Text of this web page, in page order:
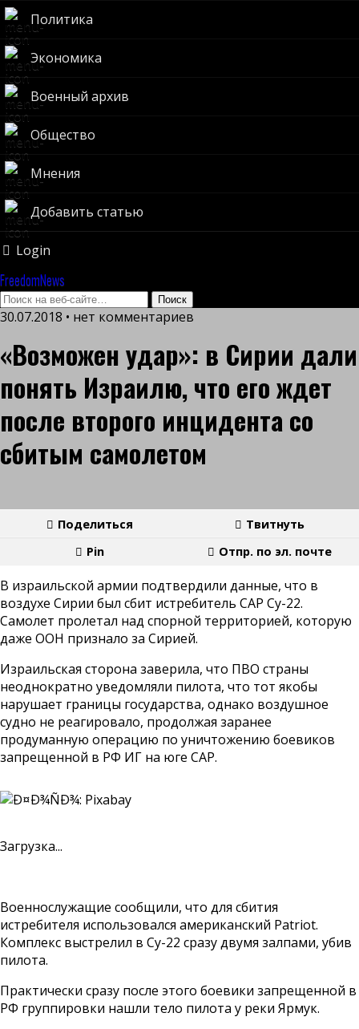
Политика
Экономика
Военный архив
Общество
Мнения
Добавить статью
Login
FreedomNews
30.07.2018 • нет комментариев
«Возможен удар»: в Сирии дали
понять Израилю, что его ждет
после второго инцидента со
сбитым самолетом
Поделиться
Твитнуть
Pin
Отпр. по эл. почте
В израильской армии подтвердили данные, что в
воздухе Сирии был сбит истребитель САР Су-22.
Самолет пролетал над спорной территорией, которую
даже ООН признало за Сирией.
Израильская сторона заверила, что ПВО страны
неоднократно уведомляли пилота, что тот якобы
нарушает границы государства, однако воздушное
судно не реагировало, продолжая заранее
продуманную операцию по уничтожению боевиков
запрещенной в РФ ИГ на юге САР.
Загрузка...
Военнослужащие сообщили, что для сбития
истребителя использовался американский Patriot.
Комплекс выстрелил в Су-22 сразу двумя залпами, убив
пилота.
Практически сразу после этого боевики запрещенной в
РФ группировки нашли тело пилота у реки Ярмук.